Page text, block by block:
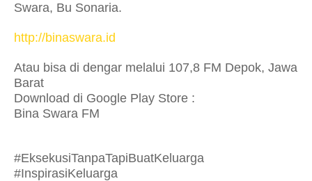
Swara, Bu Sonaria.
http://binaswara.id
Atau bisa di dengar melalui 107,8 FM Depok, Jawa
Barat
Download di Google Play Store :
Bina Swara FM
#EksekusiTanpaTapiBuatKeluarga
#InspirasiKeluarga